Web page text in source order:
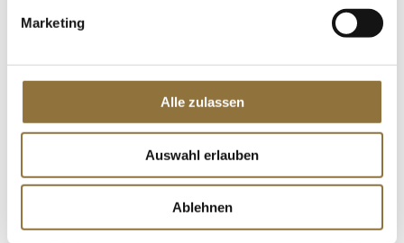
Marketing
Alle zulassen
Auswahl erlauben
Ablehnen
LEBENSMITTELKENNZEICHNUNGEN
2015er Lalande de Pomerol, trocken, 14
€ 38,53/ Liter